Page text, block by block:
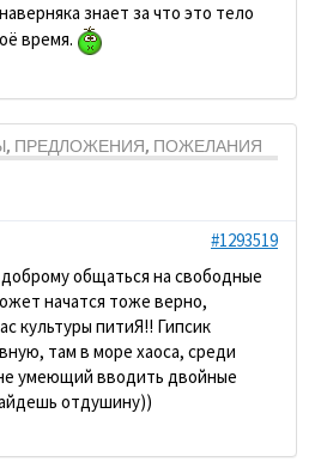
знает за что это тело
время.
ПРЕДЛОЖЕНИЯ, ПОЖЕЛАНИЯ
#1293519
общаться на свободные
начатся тоже верно,
культуры питиЯ!! Гипсик
там в море хаоса, среди
умеющий вводить двойные
отдушину))